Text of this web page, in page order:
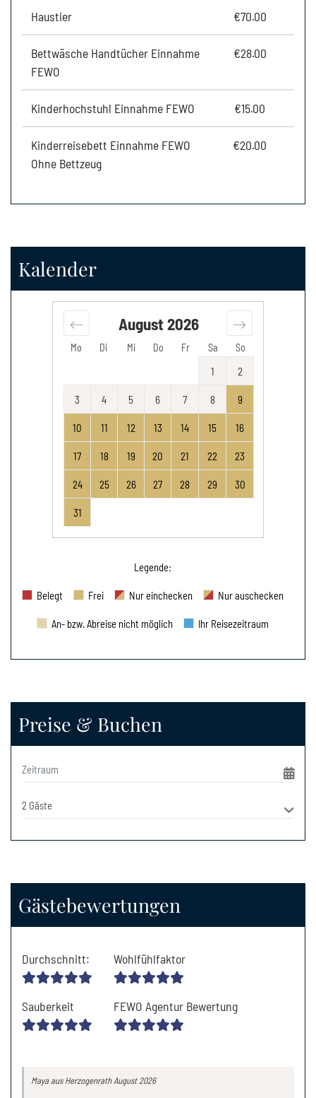
Haustier €70.00
Bettwäsche Handtücher Einnahme
FEWO
€28.00
Kinderhochstuhl Einnahme FEWO €15.00
Kinderreisebett Einnahme FEWO
Ohne Bettzeug
€20.00
Kalender
Mo Di Mi Do Fr Sa So
August 2026
1 2
3 4 5 6 7 8 9
10 11 12 13 14 15 16
17 18 19 20 21 22 23
24 25 26 27 28 29 30
31
Legende:
Belegt Frei Nur einchecken Nur auschecken
An- bzw. Abreise nicht möglich Ihr Reisezeitraum
Preise & Buchen
Gästebewertungen
Durchschnitt: Wohlfühlfaktor
Sauberkeit FEWO Agentur Bewertung
Mayaaus Herzogenrath August 2026